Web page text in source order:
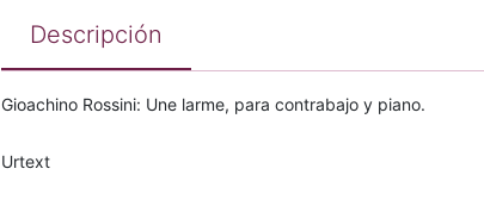
Descripción
Gioachino Rossini: Une larme, para contrabajo y piano.
Urtext